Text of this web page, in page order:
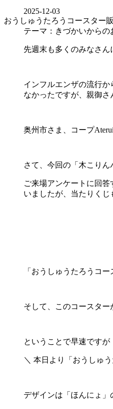
2025-12-03
おうしゅうたろうコースター
テーマ：きづかいからの
先週末も多くのみなさん
インフルエンザの流行
なかったですが、親御さ
奥州市さま、コープ
さて、今回の「木こり
ご来場アンケートに回
いましたが、当たりく
「おうしゅうたろうコ
そして、このコースター
ということで早速ですが
＼ 本日より「おうしゅ
デザインは「ほんにょ」